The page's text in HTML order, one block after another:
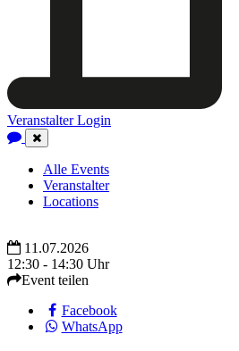
Veranstalter Login
Close
Navigation
Alle Events
Veranstalter
Locations
11.07.2026
12:30 - 14:30 Uhr
Event teilen
Facebook
WhatsApp